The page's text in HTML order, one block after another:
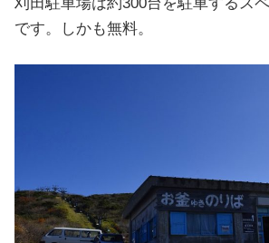
です。しかも無料。